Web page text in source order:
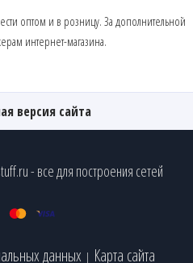
оптом и в розницу. За дополнительной
интернет-магазина.
версия сайта
- все для построения сетей
данных | Карта сайта